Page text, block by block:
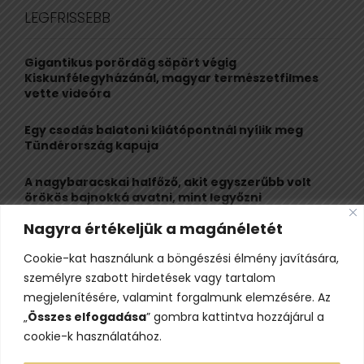
Nagyra értékeljük a magánéletét
Cookie-kat használunk a böngészési élmény javítására,
személyre szabott hirdetések vagy tartalom
megjelenítésére, valamint forgalmunk elemzésére. Az
„Összes elfogadása” gombra kattintva hozzájárul a
cookie-k használatához.
h
o
r
:
R
LEGFRISSEBB
Gigantikus porördög söpört végig
Kiskunfélegyházánál, magyar természetfilmes
vette videóra
Egy csodás balatoni kilátópontnál nyílik meg
Tündérország kapuja
A nagybaracskai halfőző, akit egyszerűbb volt
örökös bajnokká avatni, mint legyőzni
10 érdekesség a hosszú útra készülő gólyákról
Kisvasútról nézheted a Perseidák hullócsillagait
ezen a különleges éjszakai programon